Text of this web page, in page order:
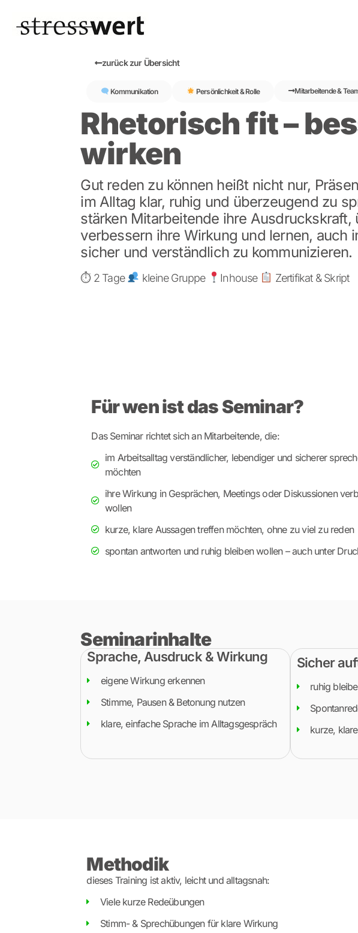
zurück zur Übersicht
Kommunikation Persönlichkeit & Rolle Mitarbeitende &
Rhetorisch fit –
wirken
Gut reden zu können heißt nicht nur,
im Alltag klar, ruhig und überzeugend zu
stärken Mitarbeitende ihre Ausdruckskraft,
verbessern ihre Wirkung und lernen, auch
sicher und verständlich zu kommunizieren.
⏱ 2 Tage kleine Gruppe Inhouse Zertifikat & Skript
Für wen ist das Seminar?
Das Seminar richtet sich an Mitarbeitende, die:
im Arbeitsalltag verständlicher, lebendiger und sicherer
möchten
ihre Wirkung in Gesprächen, Meetings oder Diskussionen
wollen
kurze, klare Aussagen treffen möchten, ohne zu viel zu reden
spontan antworten und ruhig bleiben wollen – auch unter
Seminarinhalte
Sprache, Ausdruck & Wirkung
eigene Wirkung erkennen
Stimme, Pausen & Betonung nutzen
klare, einfache Sprache im Alltagsgespräch
Sicher
ruhig
kurze,
Methodik
dieses Training ist aktiv, leicht und alltagsnah:
Viele kurze Redeübungen
Stimm- & Sprechübungen für klare Wirkung